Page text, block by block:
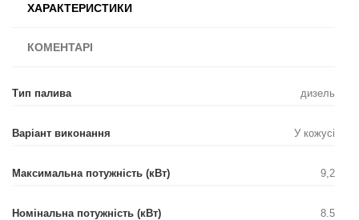
ХАРАКТЕРИСТИКИ
КОМЕНТАРІ
Тип палива дизель
Варіант виконання У кожусі
Максимальна потужність (кВт) 9,2
Номінальна потужність (кВт) 8.5